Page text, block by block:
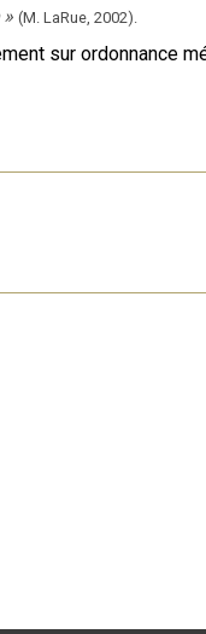
» (M. LaRue, 2002).
sur ordonnance